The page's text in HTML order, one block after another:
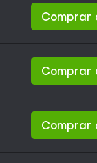
Comprar
Comprar
Comprar